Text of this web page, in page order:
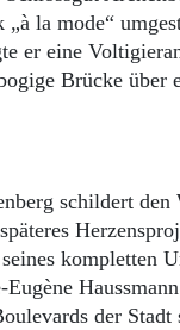
la mode“
er eine
Brücke
schildert den
kompletten
der